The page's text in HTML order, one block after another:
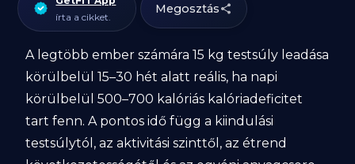
írta a cikket.
Megosztás
A legtöbb ember számára 15 kg testsúly leadása
körülbelül 15–30 hét alatt reális, ha napi
körülbelül 500–700 kalóriás kalóriadeficitet
tart fenn. A pontos idő függ a kiindulási
testsúlytól, az aktivitási szinttől, az étrend